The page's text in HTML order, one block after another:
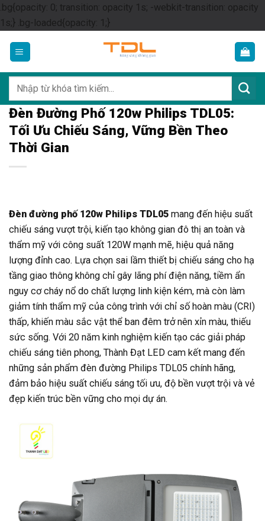
.bg{opacity: 0; transition: opacity 1s; -webkit-transition: opacity
1s;} .bg-loaded{opacity: 1;}Skip
content
kiếm:
Đèn Đường Phố 120w Philips TDL05:
Tối Ưu Chiếu Sáng, Vững Bền Theo
Thời Gian
Đèn đường phố 120w Philips TDL05 mang đến hiệu suất
chiếu sáng vượt trội, kiến tạo không gian đô thị an toàn và
thẩm mỹ với công suất 120W mạnh mẽ, hiệu quả năng
lượng đỉnh cao. Lựa chọn sai lầm thiết bị chiếu sáng cho hạ
tầng giao thông không chỉ gây lãng phí điện năng, tiềm ẩn
nguy cơ cháy nổ do chất lượng linh kiện kém, mà còn làm
giảm tính thẩm mỹ của công trình với chỉ số hoàn màu (CRI)
thấp, khiến màu sắc vật thể ban đêm trở nên xỉn màu, thiếu
sức sống. Với 20 năm kinh nghiệm kiến tạo các giải pháp
chiếu sáng tiên phong, Thành Đạt LED cam kết mang đến
những sản phẩm đèn đường Philips TDL05 chính hãng,
đảm bảo hiệu suất chiếu sáng tối ưu, độ bền vượt trội và vẻ
đẹp kiến trúc bền vững cho mọi dự án.